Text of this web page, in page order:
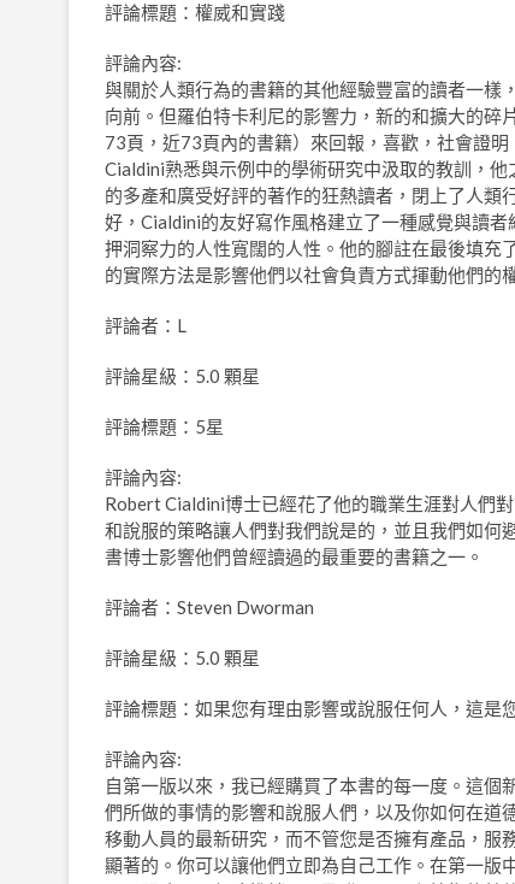
評論標題：權威和實踐
評論內容:
與關於人類行為的書籍的其他經驗豐富的讀者一樣
向前。但羅伯特卡利尼的影響力，新的和擴大的
73頁，近73頁內的書籍）來回報，喜歡，社會證
Cialdini熟悉與示例中的學術研究中汲取的教訓，
的多產和廣受好評的著作的狂熱讀者，閉上了人
好，Cialdini的友好寫作風格建立了一種感覺與讀
押洞察力的人性寬闊的人性。他的腳註在最後填充
的實際方法是影響他們以社會負責方式揮動他們的
評論者：L
評論星級：5.0 顆星
評論標題：5星
評論內容:
Robert Cialdini博士已經花了他的職業生涯對人們
和說服的策略讓人們對我們說是的，並且我們如
書博士影響他們曾經讀過的最重要的書籍之一。
評論者：Steven Dworman
評論星級：5.0 顆星
評論標題：如果您有理由影響或說服任何人，這是
評論內容:
自第一版以來，我已經購買了本書的每一度。這
們所做的事情的影響和說服人們，以及你如何在道
移動人員的最新研究，而不管您是否擁有產品，服
顯著的。你可以讓他們立即為自己工作。在第一版